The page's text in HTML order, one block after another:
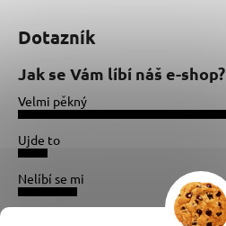
Dotazník
Jak se Vám líbí náš e-shop?
Velmi pěkný
Ujde to
Nelíbí se mi